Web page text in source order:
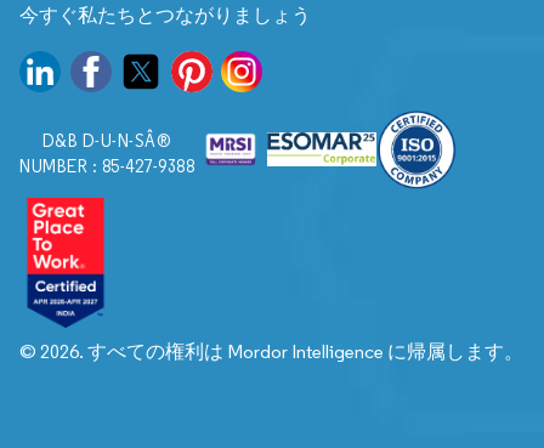
今すぐ私たちとつながりましょう
D&B D-U-N-SÂ®
NUMBER : 85-427-9388
© 2026. すべての権利は Mordor Intelligence に帰属します。